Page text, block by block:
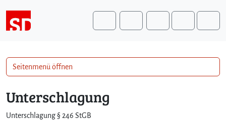
Search
Unterschlagung
Unterschlagung § 246 StGB
Seitenmenü öffnen